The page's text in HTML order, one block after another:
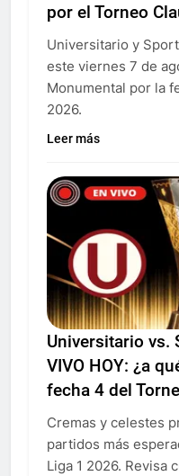
por el Torneo
Universitario y
este viernes 7 de
Monumental por la
2026.
Leer más
Universitario vs.
VIVO HOY: ¿a
fecha 4 del
Cremas y celestes
partidos más
Liga 1 2026. Revisa